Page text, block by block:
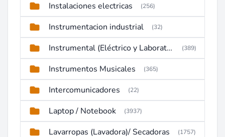
Instalaciones electricas (256)
Instrumentacion industrial (32)
Instrumental (Eléctrico y Laboratorio) (389)
Instrumentos Musicales (365)
Intercomunicadores (22)
Laptop / Notebook (3937)
Lavarropas (Lavadora)/ Secadoras (1757)